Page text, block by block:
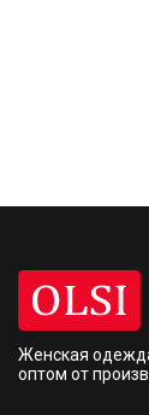
Женская
оптом от